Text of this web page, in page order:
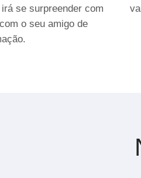
se surpreender com
o seu amigo de